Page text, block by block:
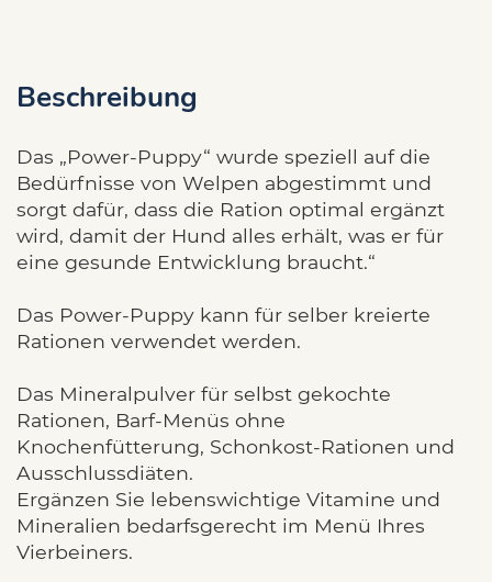
Beschreibung
Das „Power-Puppy“ wurde speziell auf die
Bedürfnisse von Welpen abgestimmt und
sorgt dafür, dass die Ration optimal ergänzt
wird, damit der Hund alles erhält, was er für
eine gesunde Entwicklung braucht.“
Das Power-Puppy kann für selber kreierte
Rationen verwendet werden.
Das Mineralpulver für selbst gekochte
Rationen, Barf-Menüs ohne
Knochenfütterung, Schonkost-Rationen und
Ausschlussdiäten.
Ergänzen Sie lebenswichtige Vitamine und
Mineralien bedarfsgerecht im Menü Ihres
Vierbeiners.